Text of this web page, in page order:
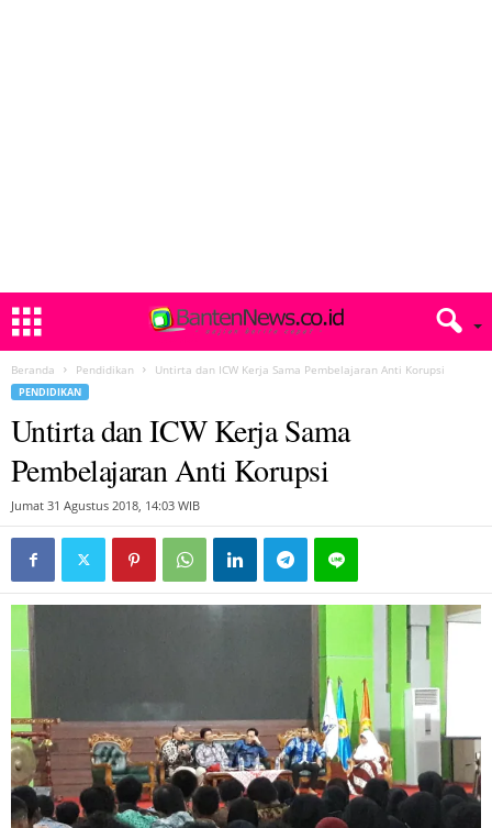
Beranda Pendidikan Untirta dan ICW Kerja Sama Pembelajaran Anti Korupsi
PENDIDIKAN
Untirta dan ICW Kerja Sama
Pembelajaran Anti Korupsi
Jumat 31 Agustus 2018, 14:03 WIB